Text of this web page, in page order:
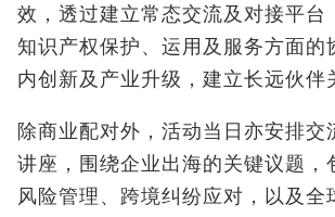
效，透过建立常态交流及对接平台
知识产权保护、运用及服务方面的
内创新及产业升级，建立长远伙伴
除商业配对外，活动当日亦安排交
讲座，围绕企业出海的关键议题，
风险管理、跨境纠纷应对，以及全